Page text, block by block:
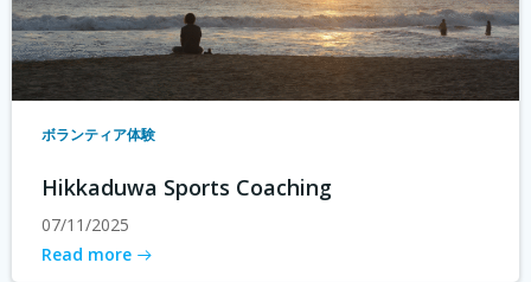
ボランティア体験
Hikkaduwa Sports Coaching
07/11/2025
Read more